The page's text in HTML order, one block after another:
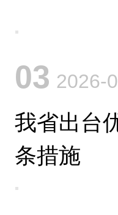
03 2026-
我省出台
条措施